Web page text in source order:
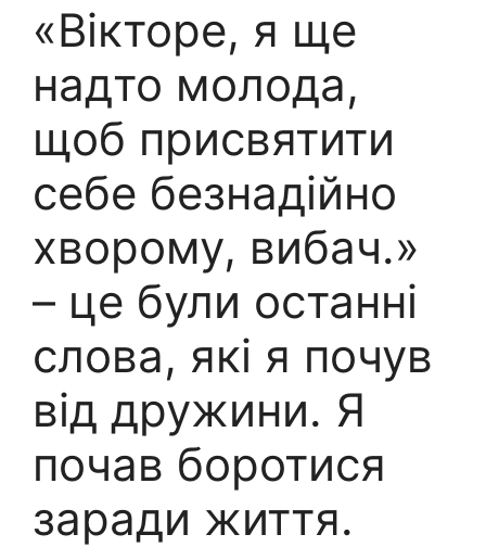
«Вікторе, я ще
надто молода,
щоб присвятити
себе безнадійно
хворому, вибач.»
– це були останні
слова, які я почув
від дружини. Я
почав боротися
заради життя.